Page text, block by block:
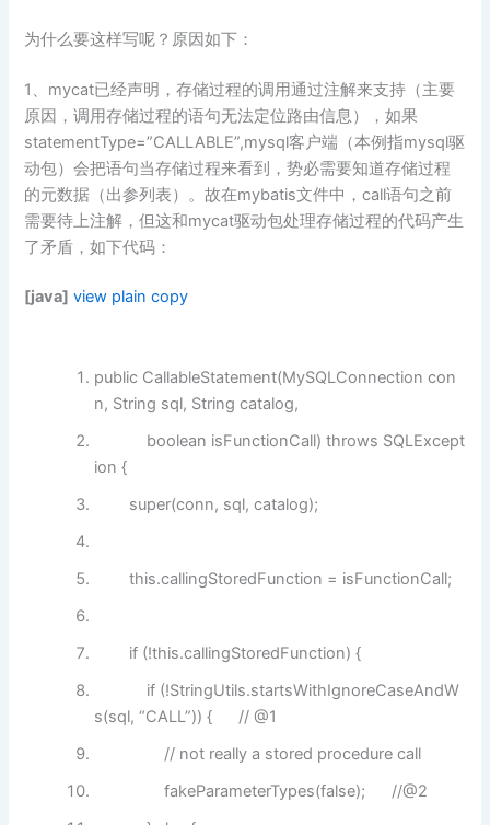
为什么要这样写呢？原因如下：
1、mycat已经声明，存储过程的调用通过注解来支持（主要
原因，调用存储过程的语句无法定位路由信息），如果
statementType=”CALLABLE”,mysql客户端（本例指mysql驱
动包）会把语句当存储过程来看到，势必需要知道存储过程
的元数据（出参列表）。故在mybatis文件中，call语句之前
需要待上注解，但这和mycat驱动包处理存储过程的代码产生
了矛盾，如下代码：
[java] view plain copy
public CallableStatement(MySQLConnection con
n, String sql, String catalog,
boolean isFunctionCall)throws SQLExcept
ion {
super(conn, sql, catalog);
this.callingStoredFunction = isFunctionCall;
if (!this.callingStoredFunction) {
if (!StringUtils.startsWithIgnoreCaseAndW
s(sql,“CALL”)) { // @1
// not really a stored procedure call
fakeParameterTypes(false); //@2